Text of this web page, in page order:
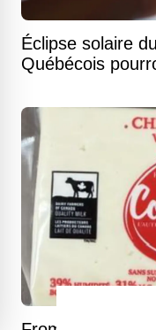
Éclipse solaire
Québécois